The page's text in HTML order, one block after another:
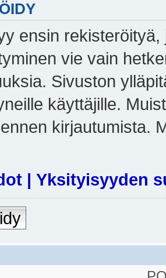
ensin
vie vain
Sivuston
käyttäjille.
kirjautumista.
| Yksityisyyden